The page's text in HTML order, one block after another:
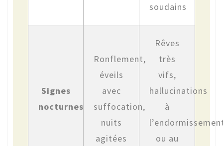
soudains
Signes
nocturnes
Ronflement,
éveils
avec
suffocation,
nuits
agitées
Rêves
très
vifs,
hallucinations
à
ou au